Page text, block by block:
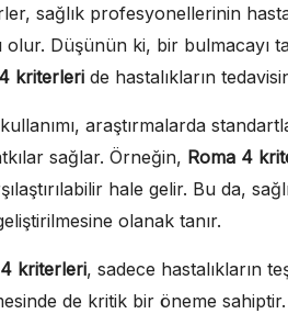
sağlık profesyonellerinin
olur. Düşünün ki, bir
kriterleri de hastalıkların
araştırmalarda
sağlar. Örneğin, Roma 4
hale gelir. Bu da,
olanak tanır.
kriterleri, sadece hastalıkların
de kritik bir öneme